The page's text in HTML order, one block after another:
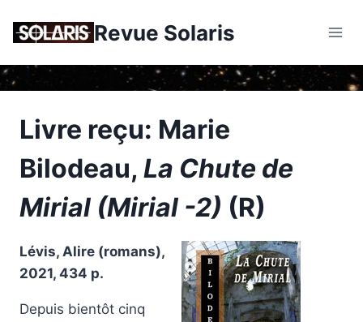
Revue Solaris
Livre reçu: Marie
Bilodeau, La Chute de
Mirial (Mirial -2) (R)
Lévis, Alire (romans),
2021, 434 p.
Depuis bientôt cinq